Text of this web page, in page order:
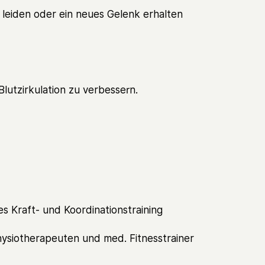
oder ein neues Gelenk erhalten
zu verbessern.
Kraft- und Koordinationstraining
und med. Fitnesstrainer